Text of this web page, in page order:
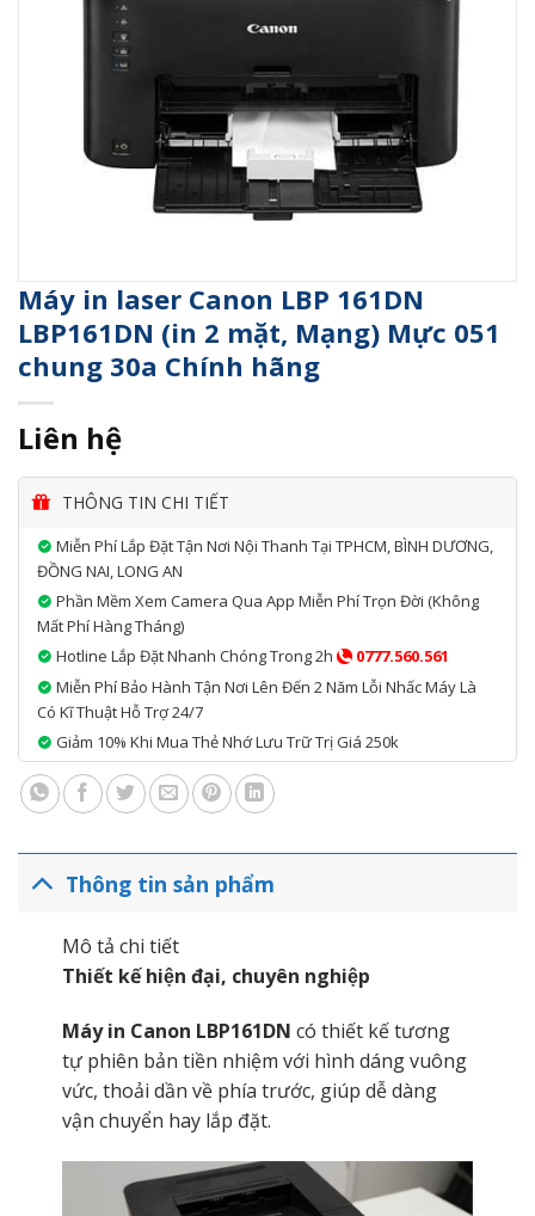
Máy in laser Canon LBP 161DN
LBP161DN (in 2 mặt, Mạng) Mực 051
chung 30a Chính hãng
Liên hệ
THÔNG TIN CHI TIẾT
Miễn Phí Lắp Đặt Tận Nơi Nội Thanh Tại TPHCM, BÌNH DƯƠNG,
ĐỒNG NAI, LONG AN
Phần Mềm Xem Camera Qua App Miễn Phí Trọn Đời (không
Mất Phí Hàng Tháng)
Hotline Lắp Đặt Nhanh Chóng Trong 2h
0777.560.561
Miễn Phí Bảo Hành Tận Nơi Lên Đến 2 Năm Lỗi Nhấc Máy Là
Có Kĩ Thuật Hỗ Trợ 24/7
Giảm 10% Khi Mua Thẻ Nhớ Lưu Trữ Trị Giá 250k
Thông tin sản phẩm
Mô tả chi tiết
Thiết kế hiện đại, chuyên nghiệp
Máy in Canon LBP161DN có thiết kế tương
tự phiên bản tiền nhiệm với hình dáng vuông
vức, thoải dần về phía trước, giúp dễ dàng
vận chuyển hay lắp đặt.